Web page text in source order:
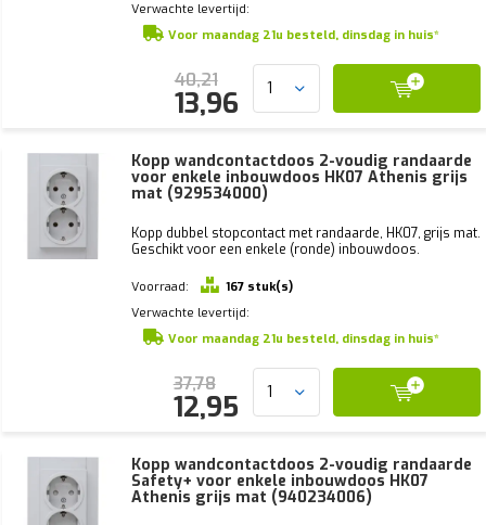
Verwachte levertijd:
Voor maandag 21u besteld, dinsdag in huis*
40,21
13,96
Kopp wandcontactdoos 2-voudig randaarde
voor enkele inbouwdoos HK07 Athenis grijs
mat (929534000)
Kopp dubbel stopcontact met randaarde, HK07, grijs mat.
Geschikt voor een enkele (ronde) inbouwdoos.
Voorraad:
167 stuk(s)
Verwachte levertijd:
Voor maandag 21u besteld, dinsdag in huis*
37,78
12,95
Kopp wandcontactdoos 2-voudig randaarde
Safety+ voor enkele inbouwdoos HK07
Athenis grijs mat (940234006)